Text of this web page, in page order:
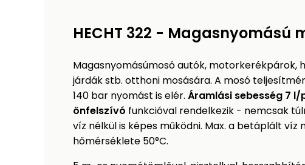
HECHT 322 - Magasnyomású
Magasnyomásúmosó autók, motorkerékpárok,
járdák stb. otthoni mosására. A mosó
140 bar nyomást is elér. Áramlási sebesség 7
önfelszívó funkcióval rendelkezik - nemcsak
víz nélkül is képes működni. Max. a betáplált víz
hőmérséklete 50°C.